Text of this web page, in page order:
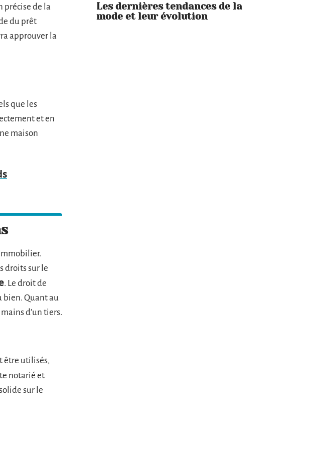
précise de la
du prêt
approuver la
que les
et en
maison
droits sur le
. Le droit de
bien. Quant au
d’un tiers.
être utilisés,
notarié et
sur le
Les dernières tendances de la
mode et leur évolution